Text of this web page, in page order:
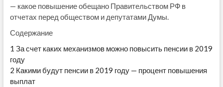
— какое повышение обещано Правительством РФ в
отчетах перед обществом и депутатами Думы.
Содержание
1 За счет каких механизмов можно повысить пенсии в 2019
году
2 Какими будут пенсии в 2019 году — процент повышения
выплат